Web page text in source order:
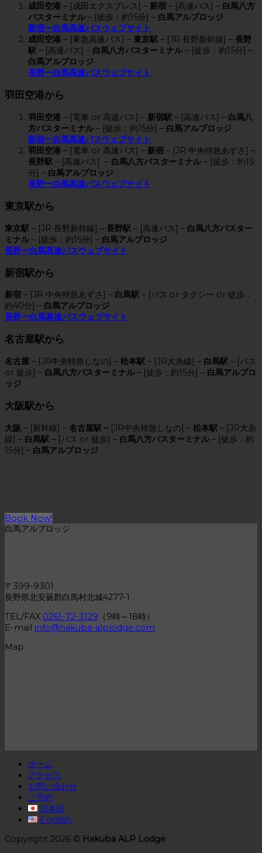
成田空港 – [成田エクスプレス] – 新宿 – [高速バス] – 白馬八方
バスターミナル – [徒歩：約15分] – 白馬アルプロッジ
新宿ー白馬高速バスウェブサイト
成田空港 – [東急高速バス] – 東京駅 – [JR 長野新幹線] – 長野
駅 – [高速バス] – 白馬八方バスターミナル – [徒歩：約15分] –
白馬アルプロッジ
長野ー白馬高速バスウェブサイト
羽田空港から
羽田空港 – [電車 or 高速バス] – 新宿駅 – [高速バス] – 白馬八
方バスターミナル – [徒歩：約15分] – 白馬アルプロッジ
新宿ー白馬高速バスウェブサイト
羽田空港 – [電車 or 高速バス] – 新宿 – [JR 中央特急あずさ] –
長野駅 – [高速バス] – 白馬八方バスターミナル – [徒歩：約15
分] – 白馬アルプロッジ
長野ー白馬高速バスウェブサイト
東京駅から
東京駅 – [JR 長野新幹線] – 長野駅 – [高速バス] – 白馬八方バスター
ミナル – [徒歩：約15分] – 白馬アルプロッジ
長野ー白馬高速バスウェブサイト
新宿駅から
新宿 – [JR 中央特急あずさ] – 白馬駅 – [バス or タクシー or 徒歩：
約40分] – 白馬アルプロッジ
長野ー白馬高速バスウェブサイト
名古屋駅から
名古屋 – [JR中央特急しなの] – 松本駅 – [JR大糸線] – 白馬駅 – [バス
or 徒歩] – 白馬八方バスターミナル – [徒歩：約15分] – 白馬アルプロ
ッジ
大阪駅から
大阪 – [新幹線] – 名古屋駅 – [JR中央特急しなの] – 松本駅 – [JR大糸
線] – 白馬駅 – [バス or 徒歩] – 白馬八方バスターミナル – [徒歩：約
15分] – 白馬アルプロッジ
Book Now!
白馬アルプロッジ
〒399-9301
長野県北安曇郡白馬村北城4277-1
TEL/FAX 0261-72-3129 （9時～18時）
E-mail info@hakuba-alplodge.com
Map
ホーム
アクセス
お問い合わせ
ご予約
日本語
English
Copyright 2026 © Hakuba ALP Lodge